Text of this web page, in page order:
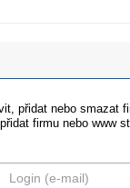
přidat nebo smazat
firmu nebo www